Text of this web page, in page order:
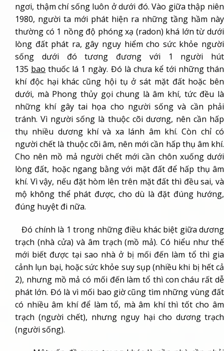
ngơi, thậm chí sống luôn ở dưới đó. Vào giữa thập niên
1980, người ta mới phát hiện ra những tầng hầm này
thường có 1 nồng độ phóng xạ (radon) khá lớn từ dưới
lòng đất phát ra, gây nguy hiểm cho sức khỏe người
sống dưới đó tương đương với 1 người hút
135 bao thuốc lá 1 ngày. Đó là chưa kể tới những thán
khí độc hại khác cũng hội tụ ở sát mặt đất hoặc bên
dưới, mà Phong thủy gọi chung là âm khí, tức đều là
những khí gây tai họa cho người sống và cần phải
tránh. Vì người sống là thuộc cõi dương, nên cần hấp
thụ nhiều dương khí và xa lánh âm khí. Còn chỉ có
người chết là thuộc cõi âm, nên mới cần hấp thụ âm khí.
Cho nên mồ mả người chết mới cần chôn xuống dưới
lòng đất, hoặc ngang bằng với mặt đất để hấp thụ âm
khí. Vì vậy, nếu đặt hòm lên trên mặt đất thì đều sai, và
mộ không thể phát được, cho dù là đặt đúng hướng,
đúng huyệt đi nữa.
Đó chính là 1 trong những điều khác biệt giữa dương
trạch (nhà cửa) và âm trạch (mồ mả). Có hiểu như thế
mới biết được tại sao nhà ở bị mối đến làm tổ thì gia
cảnh lụn bại, hoặc sức khỏe suy sụp (nhiều khi bị hết cả
2), nhưng mồ mả có mối đến làm tổ thì con cháu rất dễ
phát lớn. Đó là vì mối bao giờ cũng tìm những vùng đất
có nhiều âm khí để làm tổ, mà âm khí thì tốt cho âm
trạch (người chết), nhưng nguy hại cho dương trạch
(người sống).